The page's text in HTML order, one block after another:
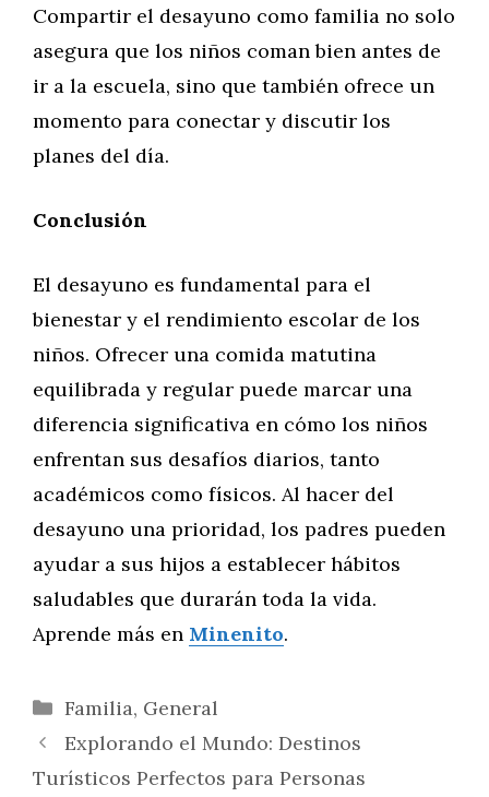
Compartir el desayuno como familia no solo
asegura que los niños coman bien antes de
ir a la escuela, sino que también ofrece un
momento para conectar y discutir los
planes del día.
Conclusión
El desayuno es fundamental para el
bienestar y el rendimiento escolar de los
niños. Ofrecer una comida matutina
equilibrada y regular puede marcar una
diferencia significativa en cómo los niños
enfrentan sus desafíos diarios, tanto
académicos como físicos. Al hacer del
desayuno una prioridad, los padres pueden
ayudar a sus hijos a establecer hábitos
saludables que durarán toda la vida.
Aprende más en Minenito.
Categorías
Familia, General
Explorando el Mundo: Destinos
Turísticos Perfectos para Personas